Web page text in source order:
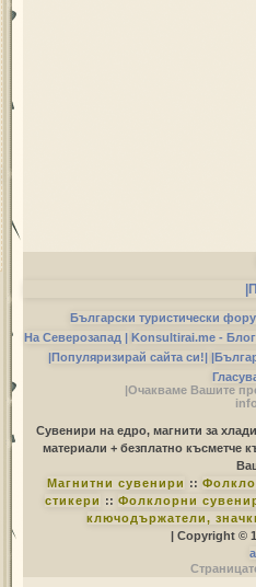
Български туристически
На Северозапад | Konsultirai.me -
|Популяризирай сайта си!|
|Очакваме Вашите
Сувенири на едро, магнити за
материали + безплатно късметче
Магнитни сувенири ::
стикери :: Фолклорни
ключодържатели,
| Copyright ©